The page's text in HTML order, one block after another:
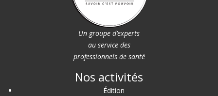
Un groupe d’experts
au service des
professionnels de santé
Nos activités
Édition